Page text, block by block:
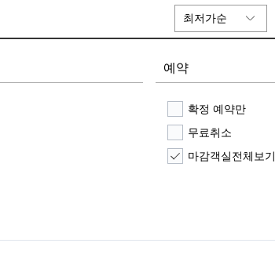
최저가순
예약
확정 예약만
무료취소
마감객실전체보기